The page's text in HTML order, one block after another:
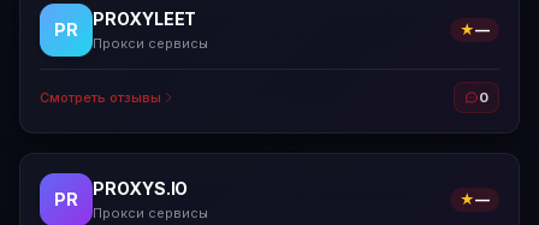
PR
PROXYLEET
Прокси сервисы
★—
Смотреть отзывы 0
PR
PROXYS.IO
Прокси сервисы
★—